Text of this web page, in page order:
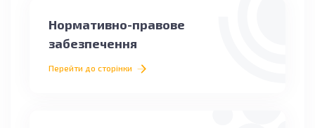
Нормативно-правове
забезпечення
Перейти до сторінки